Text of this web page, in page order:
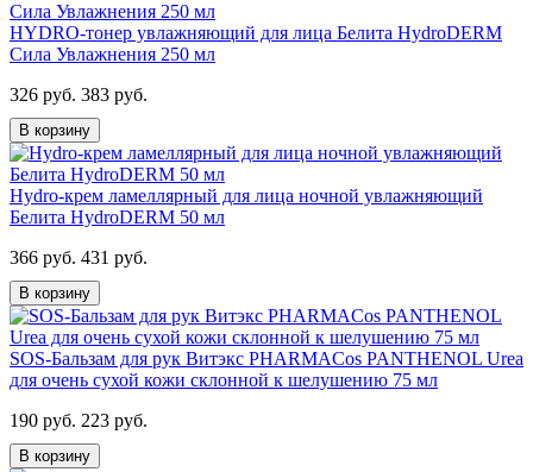
HYDRO-тонер увлажняющий для лица Белита HydroDERM
Сила Увлажнения 250 мл
326 руб. 383 руб.
В корзину
Hydro-крем ламеллярный для лица ночной увлажняющий
Белита HydroDERM 50 мл
366 руб. 431 руб.
В корзину
SOS-Бальзам для рук Витэкс PHARMACos PANTHENOL Urea
для очень сухой кожи склонной к шелушению 75 мл
190 руб. 223 руб.
В корзину